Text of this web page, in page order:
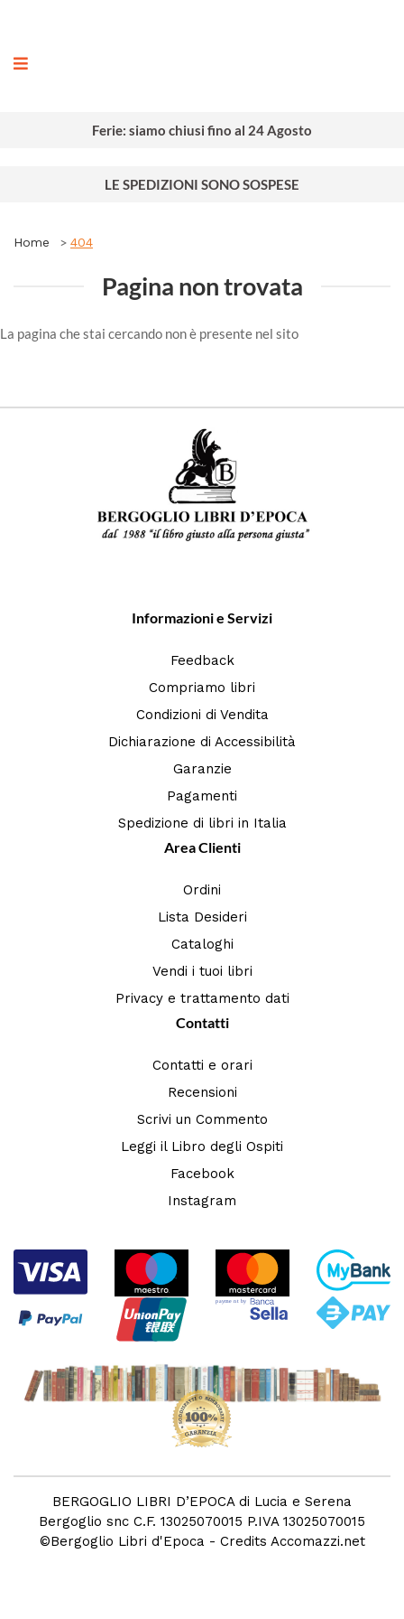
Ferie: siamo chiusi fino al 24 Agosto
LE SPEDIZIONI SONO SOSPESE
Home 404
Pagina non trovata
La pagina che stai cercando non è presente nel sito
Informazioni e Servizi
Feedback
Compriamo libri
Condizioni di Vendita
Dichiarazione di Accessibilità
Garanzie
Pagamenti
Spedizione di libri in Italia
Area Clienti
Ordini
Lista Desideri
Cataloghi
Vendi i tuoi libri
Privacy e trattamento dati
Contatti
Contatti e orari
Recensioni
Scrivi un Commento
Leggi il Libro degli Ospiti
Facebook
Instagram
BERGOGLIO LIBRI D’EPOCA di Lucia e Serena
Bergoglio snc C.F. 13025070015 P.IVA 13025070015
©Bergoglio Libri d'Epoca - Credits Accomazzi.net